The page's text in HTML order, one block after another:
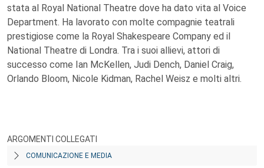
stata al Royal National Theatre dove ha dato vita al Voice
Department. Ha lavorato con molte compagnie teatrali
prestigiose come la Royal Shakespeare Company ed il
National Theatre di Londra. Tra i suoi allievi, attori di
successo come Ian McKellen, Judi Dench, Daniel Craig,
Orlando Bloom, Nicole Kidman, Rachel Weisz e molti altri.
ARGOMENTI COLLEGATI
COMUNICAZIONE E MEDIA